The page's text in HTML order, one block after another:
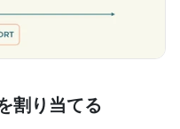
割り当てる